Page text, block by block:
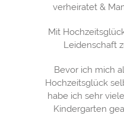
verheiratet &
Mit
Leidenschaft
Bevor ich mich
Hochzeitsglück
habe ich sehr
Kindergarten